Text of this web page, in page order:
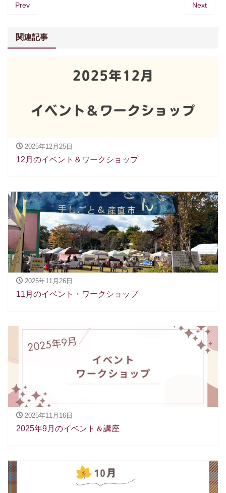
Prev Next
関連記事
2025年12月25日
12月のイベント＆ワークショップ
2025年11月26日
11月のイベント・ワークショップ
2025年11月16日
2025年9月のイベント＆講座